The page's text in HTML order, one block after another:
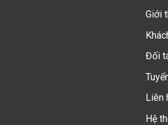
Giới
Đối
Liên
Hệ